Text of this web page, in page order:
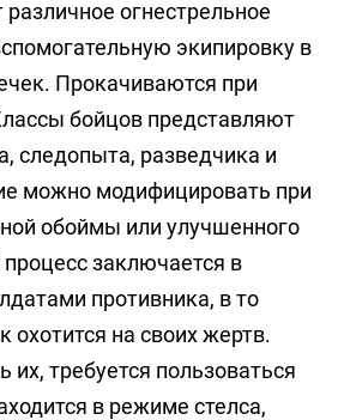
огнестрельное
экипировку в
Прокачиваются при
бойцов представляют
следопыта, разведчика и
можно модифицировать при
обоймы или улучшенного
заключается в
противника, в то
охотится на своих жертв.
требуется пользоваться
в режиме стелса,